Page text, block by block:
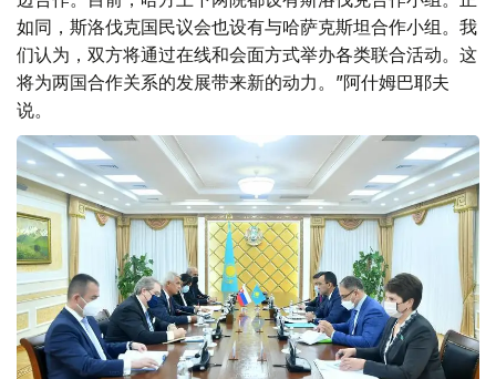
如同，斯洛伐克国民议会也设有与哈萨克斯坦合作小组。我
们认为，双方将通过在线和会面方式举办各类联合活动。这
将为两国合作关系的发展带来新的动力。”阿什姆巴耶夫
说。